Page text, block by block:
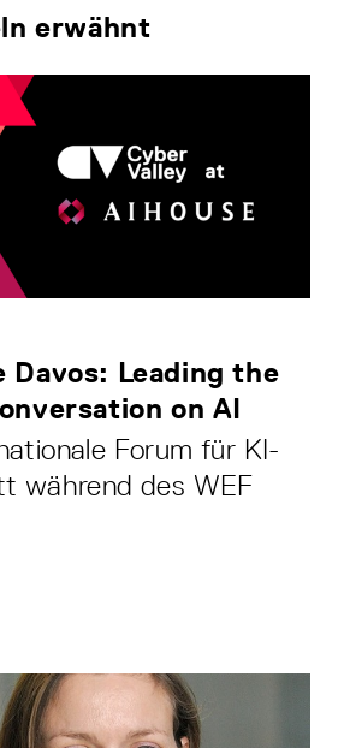
erwähnt
Davos: Leading the
on AI
Forum für KI-
während des WEF